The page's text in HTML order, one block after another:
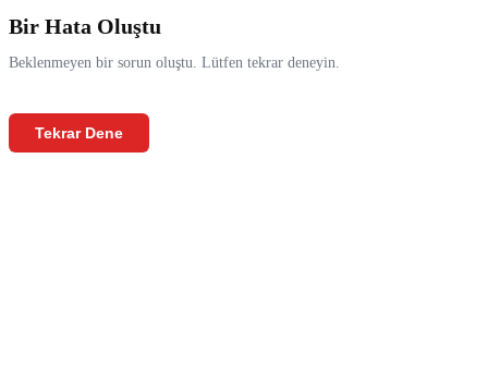
Bir Hata Oluştu
Beklenmeyen bir sorun oluştu. Lütfen tekrar deneyin.
Tekrar Dene